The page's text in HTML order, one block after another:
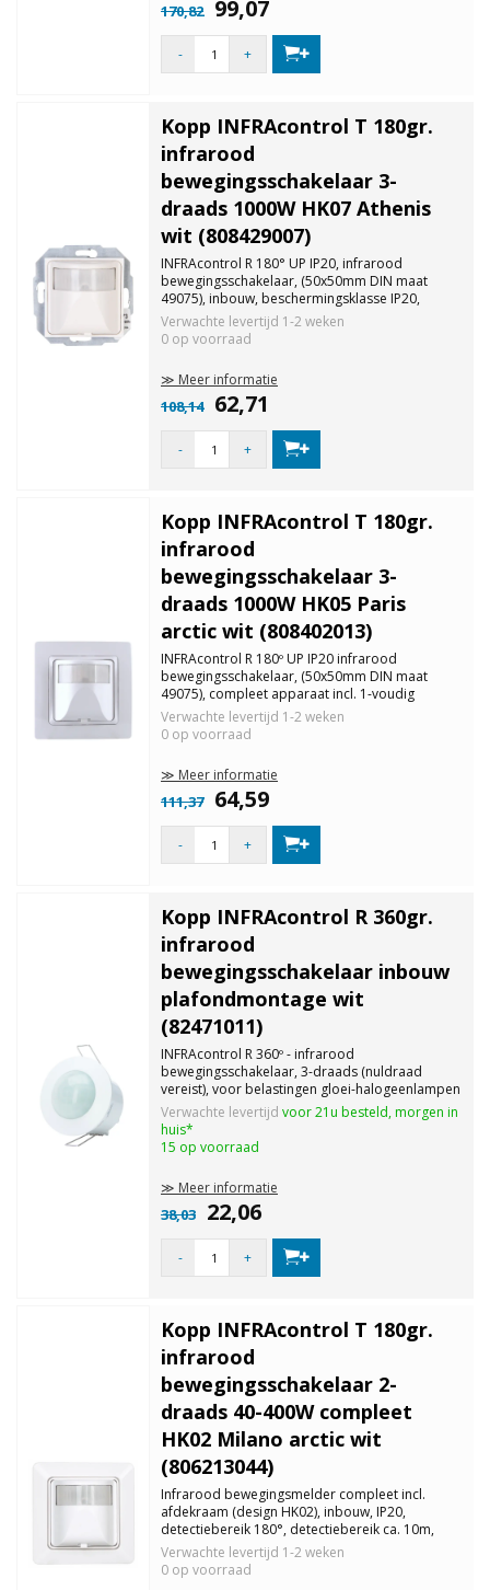
170,82 99,07
- +
Kopp INFRAcontrol T 180gr.
infrarood
bewegingsschakelaar 3-
draads 1000W HK07 Athenis
wit (808429007)
INFRAcontrol R 180° UP IP20, infrarood
bewegingsschakelaar, (50x50mm DIN maat
49075), inbouw, beschermingsklasse IP20,
detectiebereik 180°, detectiebereik ca. 10m,
insteltijd 4-240 seconden, schemerdrempel
traploos instelbaar.
Verwachte levertijd 1-2 weken
0 op voorraad
≫ Meer informatie
108,14 62,71
- +
Kopp INFRAcontrol T 180gr.
infrarood
bewegingsschakelaar 3-
draads 1000W HK05 Paris
arctic wit (808402013)
INFRAcontrol R 180º UP IP20 infrarood
bewegingsschakelaar, (50x50mm DIN maat
49075), compleet apparaat incl. 1-voudig
afdekraam (design HK05), inbouw,
beschermingsklasse IP20, detectiebereik 180°,
detectiebereik ca. 10m, insteltijd 4-240 sec.,
Verwachte levertijd 1-2 weken
0 op voorraad
≫ Meer informatie
111,37 64,59
- +
Kopp INFRAcontrol R 360gr.
infrarood
bewegingsschakelaar inbouw
plafondmontage wit
(82471011)
INFRAcontrol R 360º - infrarood
bewegingsschakelaar, 3-draads (nuldraad
vereist), voor belastingen gloei-halogeenlampen
tot 1200W en LED 300W, plafondmontage, 230 V
~, kleur: wit.
Verwachte levertijd voor 21u besteld, morgen in
huis*
15 op voorraad
≫ Meer informatie
38,03 22,06
- +
Kopp INFRAcontrol T 180gr.
infrarood
bewegingsschakelaar 2-
draads 40-400W compleet
HK02 Milano arctic wit
(806213044)
Infrarood bewegingsmelder compleet incl.
afdekraam (design HK02), inbouw, IP20,
detectiebereik 180°, detectiebereik ca. 10m,
insteltijd 4 - 240 sec, schemerdrempel traploos
instelbaar. Belasting gloei-/halgeenlampen: 40 -
400W, niet geschikt voor LED.
Verwachte levertijd 1-2 weken
0 op voorraad